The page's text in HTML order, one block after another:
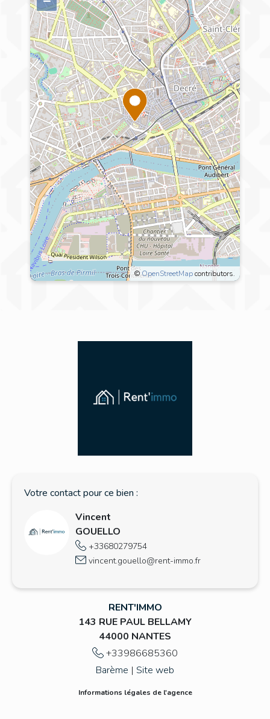
©OpenStreetMapcontributors.
Rousseau,
transports en communs, tout est accessible
à pieds (zone piétonne)
Votre contact pour ce bien :
Vincent
GOUELLO
+33680279754
vincent.gouello@rent-immo.fr
RENT'IMMO
143 RUE PAUL BELLAMY
44000 NANTES
+33986685360
Barème | Site web
Informations légales de l'agence